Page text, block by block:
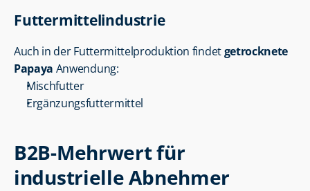
Futtermittelindustrie
Auch in der Futtermittelproduktion findet getrocknete
Papaya Anwendung:
Mischfutter
Ergänzungsfuttermittel
B2B-Mehrwert für
industrielle Abnehmer